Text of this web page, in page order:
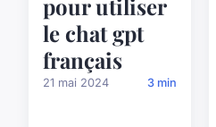
pour utiliser
le chat gpt
français
21 mai 2024 3 min